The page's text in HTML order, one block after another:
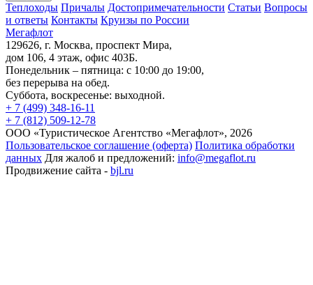
Теплоходы Причалы Достопримечательности Статьи Вопросы
и ответы Контакты Круизы по России
Мегафлот
129626, г. Москва, проспект Мира,
дом 106, 4 этаж, офис 403Б.
Понедельник – пятница: с 10:00 до 19:00,
без перерыва на обед.
Суббота, воскресенье: выходной.
+ 7 (499) 348-16-11
+ 7 (812) 509-12-78
ООО «Туристическое Агентство «Мегафлот», 2026
Пользовательское соглашение (оферта) Политика обработки
данных Для жалоб и предложений: info@megaflot.ru
Продвижение сайта - bjl.ru